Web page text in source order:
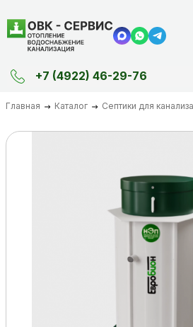
+7 (4922) 46-29-76
Главная Каталог Септики для